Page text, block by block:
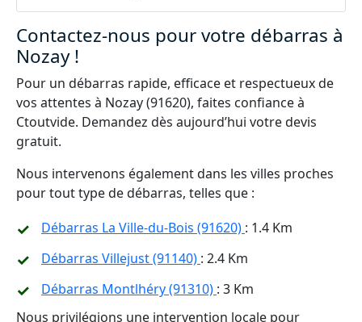
Contactez-nous pour votre débarras à
Nozay !
Pour un débarras rapide, efficace et respectueux de
vos attentes à Nozay (91620), faites confiance à
Ctoutvide. Demandez dès aujourd’hui votre devis
gratuit.
Nous intervenons également dans les villes proches
pour tout type de débarras, telles que :
Débarras La Ville-du-Bois (91620) : 1.4 Km
Débarras Villejust (91140) : 2.4 Km
Débarras Montlhéry (91310) : 3 Km
Nous privilégions une intervention locale pour